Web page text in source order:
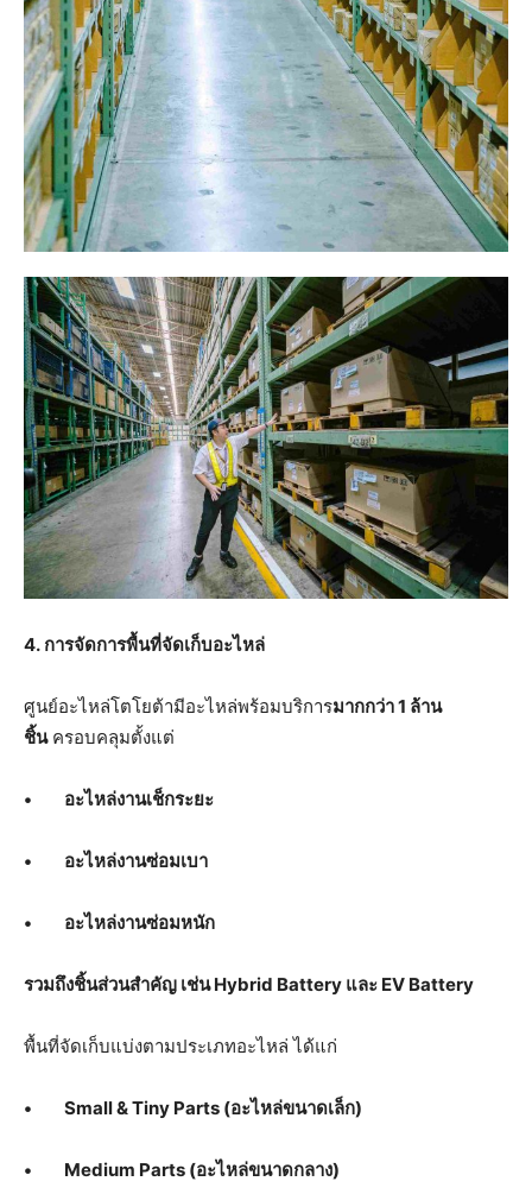
4. การจัดการพื้นที่จัดเก็บอะไหล่
ศูนย์อะไหล่โตโยต้ามีอะไหล่พร้อมบริการมากกว่า1 ล้าน
ชิ้นครอบคลุมตั้งแต่
• อะไหล่งานเช็กระยะ
• อะไหล่งานซ่อมเบา
• อะไหล่งานซ่อมหนัก
รวมถึงชิ้นส่วนสำคัญ เช่นHybrid Battery และ EV Battery
พื้นที่จัดเก็บแบ่งตามประเภทอะไหล่ ได้แก่
• Small & Tiny Parts (อะไหล่ขนาดเล็ก)
• Medium Parts (อะไหล่ขนาดกลาง)